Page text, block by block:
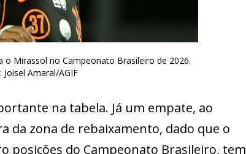
o Mirassol no Campeonato Brasileiro de 2026.
Joisel Amaral/AGIF
na tabela. Já um empate, ao
da zona de rebaixamento, dado que o
posições do Campeonato Brasileiro, tem